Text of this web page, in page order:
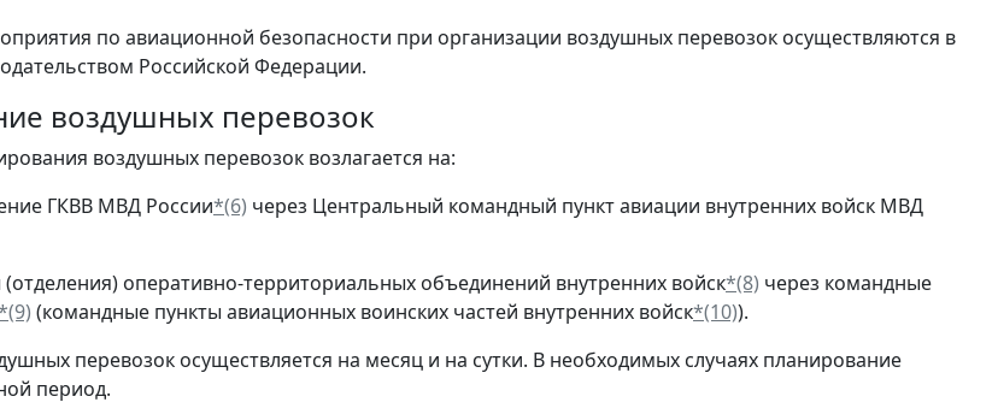
по авиационной безопасности при организации воздушных перевозок осуществляются в
Российской Федерации.
воздушных перевозок
воздушных перевозок возлагается на:
ГКВВ МВД России*(6) через Центральный командный пункт авиации внутренних войск МВД
оперативно-территориальных объединений внутренних войск*(8) через командные
(командные пункты авиационных воинских частей внутренних войск*(10)).
перевозок осуществляется на месяц и на сутки. В необходимых случаях планирование
период.